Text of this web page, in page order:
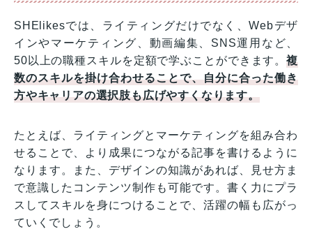
SHElikesでは、ライティングだけでなく、Webデザ
インやマーケティング、動画編集、SNS運用など、
50以上の職種スキルを定額で学ぶことができます。複
数のスキルを掛け合わせることで、自分に合った働き
方やキャリアの選択肢も広げやすくなります。
たとえば、ライティングとマーケティングを組み合わ
せることで、より成果につながる記事を書けるように
なります。また、デザインの知識があれば、見せ方ま
で意識したコンテンツ制作も可能です。書く力にプラ
スしてスキルを身につけることで、活躍の幅も広がっ
ていくでしょう。